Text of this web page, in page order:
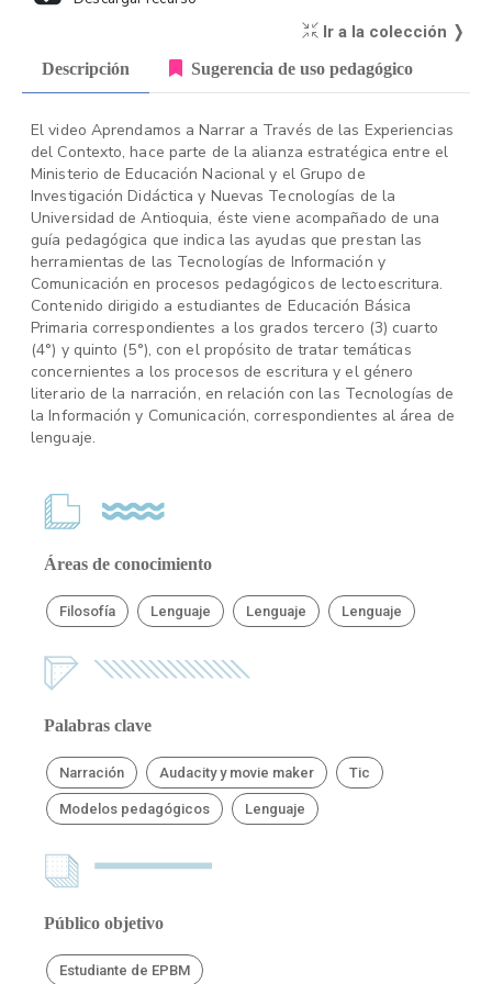
Ir a la colección ❭
Descripción Sugerencia de uso pedagógico
El video Aprendamos a Narrar a Través de las Experiencias
del Contexto, hace parte de la alianza estratégica entre el
Ministerio de Educación Nacional y el Grupo de
Investigación Didáctica y Nuevas Tecnologías de la
Universidad de Antioquia, éste viene acompañado de una
guía pedagógica que indica las ayudas que prestan las
herramientas de las Tecnologías de Información y
Comunicación en procesos pedagógicos de lectoescritura.
Contenido dirigido a estudiantes de Educación Básica
Primaria correspondientes a los grados tercero (3) cuarto
(4°) y quinto (5°), con el propósito de tratar temáticas
concernientes a los procesos de escritura y el género
literario de la narración, en relación con las Tecnologías de
la Información y Comunicación, correspondientes al área de
lenguaje.
Áreas de conocimiento
Filosofía Lenguaje Lenguaje Lenguaje
Palabras clave
Narración Audacity y movie maker Tic
Modelos pedagógicos Lenguaje
Público objetivo
Estudiante de EPBM